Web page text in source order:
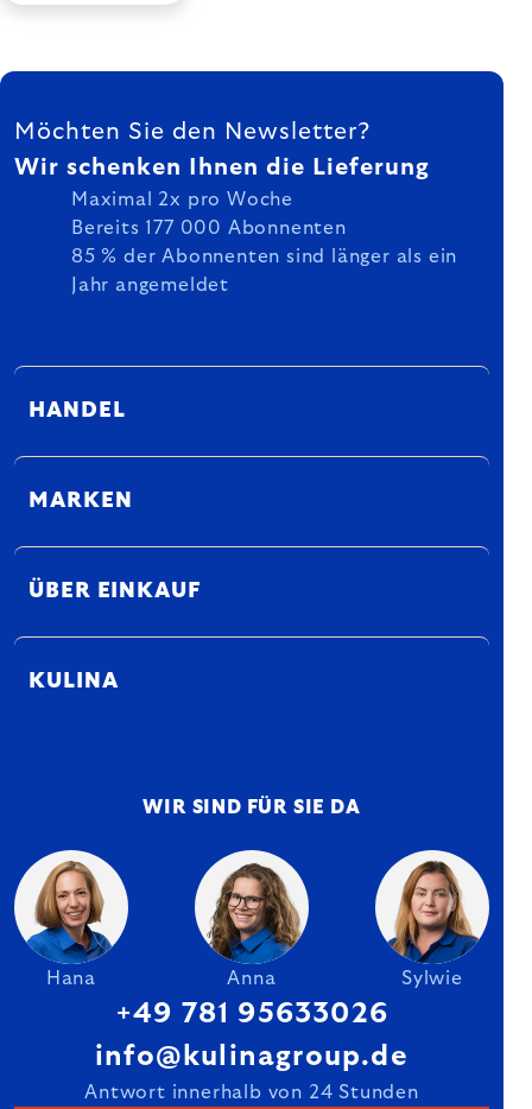
FUSSZEILE
Möchten Sie den Newsletter?
Wir schenken Ihnen die Lieferung
Maximal 2x pro Woche
Bereits 177 000 Abonnenten
85 % der Abonnenten sind länger als ein
Jahr angemeldet
HANDEL
MARKEN
ÜBER EINKAUF
KULINA
WIR SIND FÜR SIE DA
Hana Anna Sylwie
+49 781 95633026
info@kulinagroup.de
Antwort innerhalb von 24 Stunden